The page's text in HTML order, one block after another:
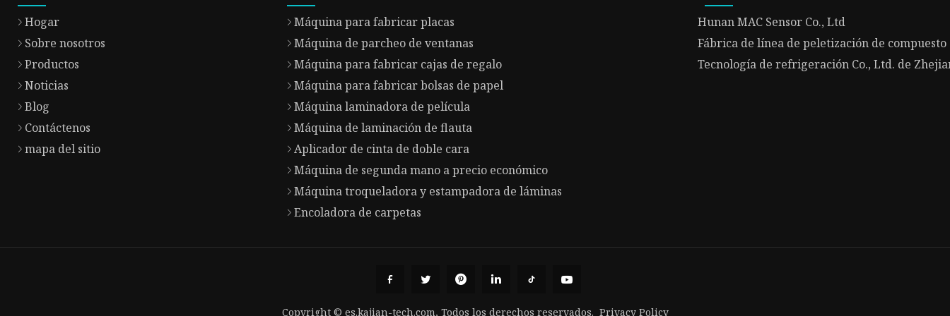
Hogar
Sobre nosotros
Productos
Noticias
Blog
Contáctenos
mapa del sitio
Máquina para fabricar placas
Máquina de parcheo de ventanas
Máquina para fabricar cajas de regalo
Máquina para fabricar bolsas de papel
Máquina laminadora de película
Máquina de laminación de flauta
Aplicador de cinta de doble cara
Máquina de segunda mano a precio económico
Máquina troqueladora y estampadora de láminas
Encoladora de carpetas
Hunan MAC Sensor Co., Ltd
Fábrica de línea de peletización de compuesto
Tecnología de refrigeración Co., Ltd. de
Copyright © es.kajian-tech.com, Todos los derechos reservados. Privacy Policy